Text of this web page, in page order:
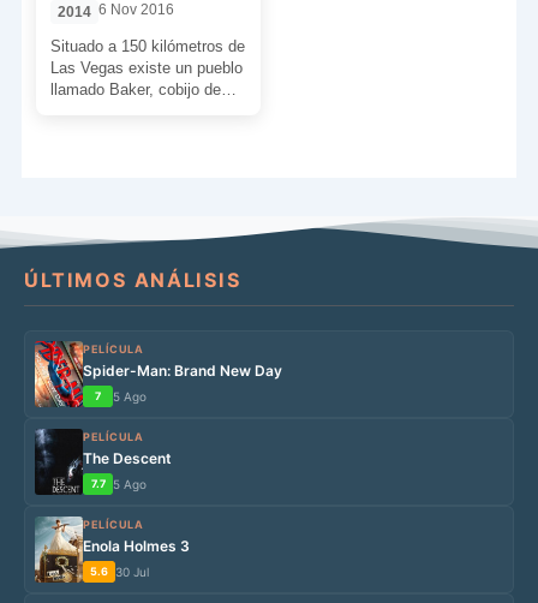
2014 6 Nov 2016
Situado a 150 kilómetros de
Las Vegas existe un pueblo
llamado Baker, cobijo de
ÚLTIMOS ANÁLISIS
PELÍCULA
Spider-Man: Brand New Day
7 5 Ago
PELÍCULA
The Descent
7.7 5 Ago
PELÍCULA
Enola Holmes 3
5.6 30 Jul